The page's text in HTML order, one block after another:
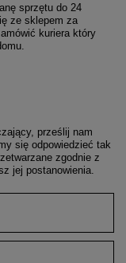
sprzętu do 24
ze sklepem za
kuriera który
prześlij nam
się odpowiedzieć tak
zgodnie z
jej postanowienia.